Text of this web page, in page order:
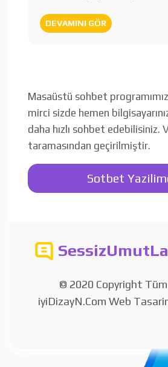
DEVAMINI GÖR
Masaüstü sohbet
mirci sizde hemen
daha hızlı sohbet edebilisiniz.
taramasından geçirilmiştir.
Sotbet
© 2020 Copyright Tüm
iyiDizayN.Com Web